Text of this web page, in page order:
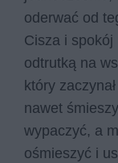
oderwać od
Cisza i spokój
odtrutką na
który
nawet
wypaczyć, a
ośmieszyć i